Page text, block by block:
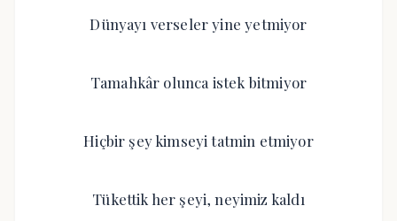
Dünyayı verseler yine yetmiyor
Tamahkâr olunca istek bitmiyor
Hiçbir şey kimseyi tatmin etmiyor
Tükettik her şeyi, neyimiz kaldı